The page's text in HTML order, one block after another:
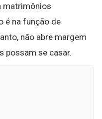
matrimônios
é na função de
não abre margem
possam se casar.